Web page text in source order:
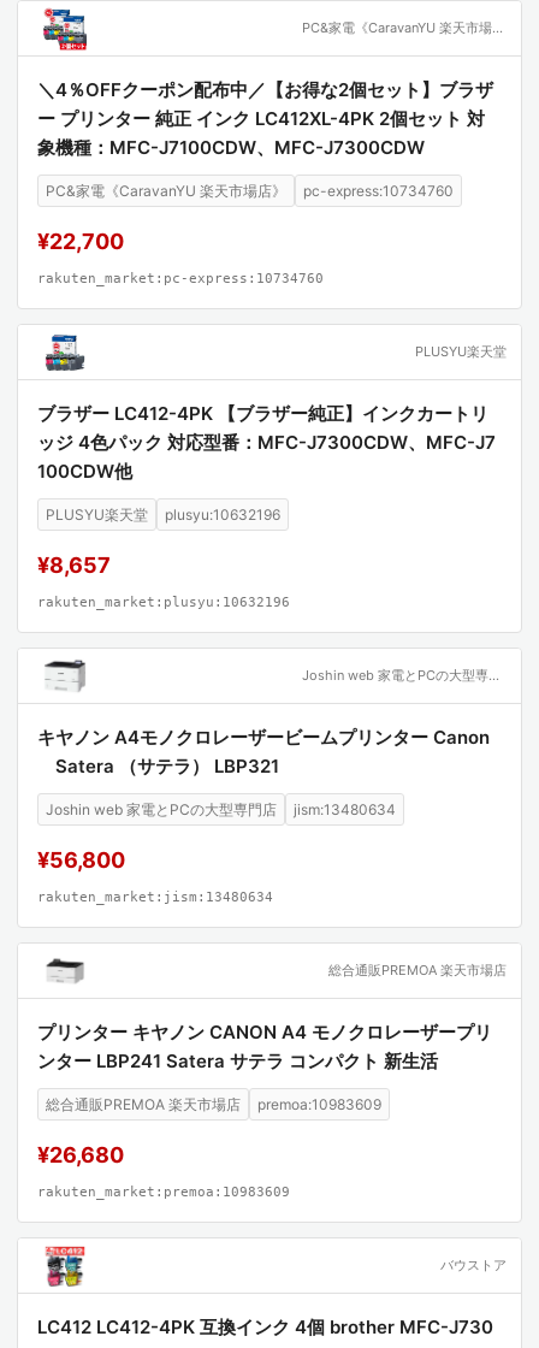
PC&家電《CaravanYU 楽天市場店》
＼4％OFFクーポン配布中／【お得な2個セット】ブラザ
ー プリンター 純正 インク LC412XL-4PK 2個セット 対
象機種：MFC-J7100CDW、MFC-J7300CDW
PC&家電《CaravanYU 楽天市場店》 pc-express:10734760
¥22,700
rakuten_market:pc-express:10734760
PLUSYU楽天堂
ブラザー LC412-4PK 【ブラザー純正】インクカートリ
ッジ 4色パック 対応型番：MFC-J7300CDW、MFC-J7
100CDW他
PLUSYU楽天堂 plusyu:10632196
¥8,657
rakuten_market:plusyu:10632196
Joshin web 家電とPCの大型専門店
キヤノン A4モノクロレーザービームプリンター Canon
Satera （サテラ） LBP321
Joshin web 家電とPCの大型専門店 jism:13480634
¥56,800
rakuten_market:jism:13480634
総合通販PREMOA 楽天市場店
プリンター キヤノン CANON A4 モノクロレーザープリ
ンター LBP241 Satera サテラ コンパクト 新生活
総合通販PREMOA 楽天市場店 premoa:10983609
¥26,680
rakuten_market:premoa:10983609
バウストア
LC412 LC412-4PK 互換インク 4個 brother MFC-J730